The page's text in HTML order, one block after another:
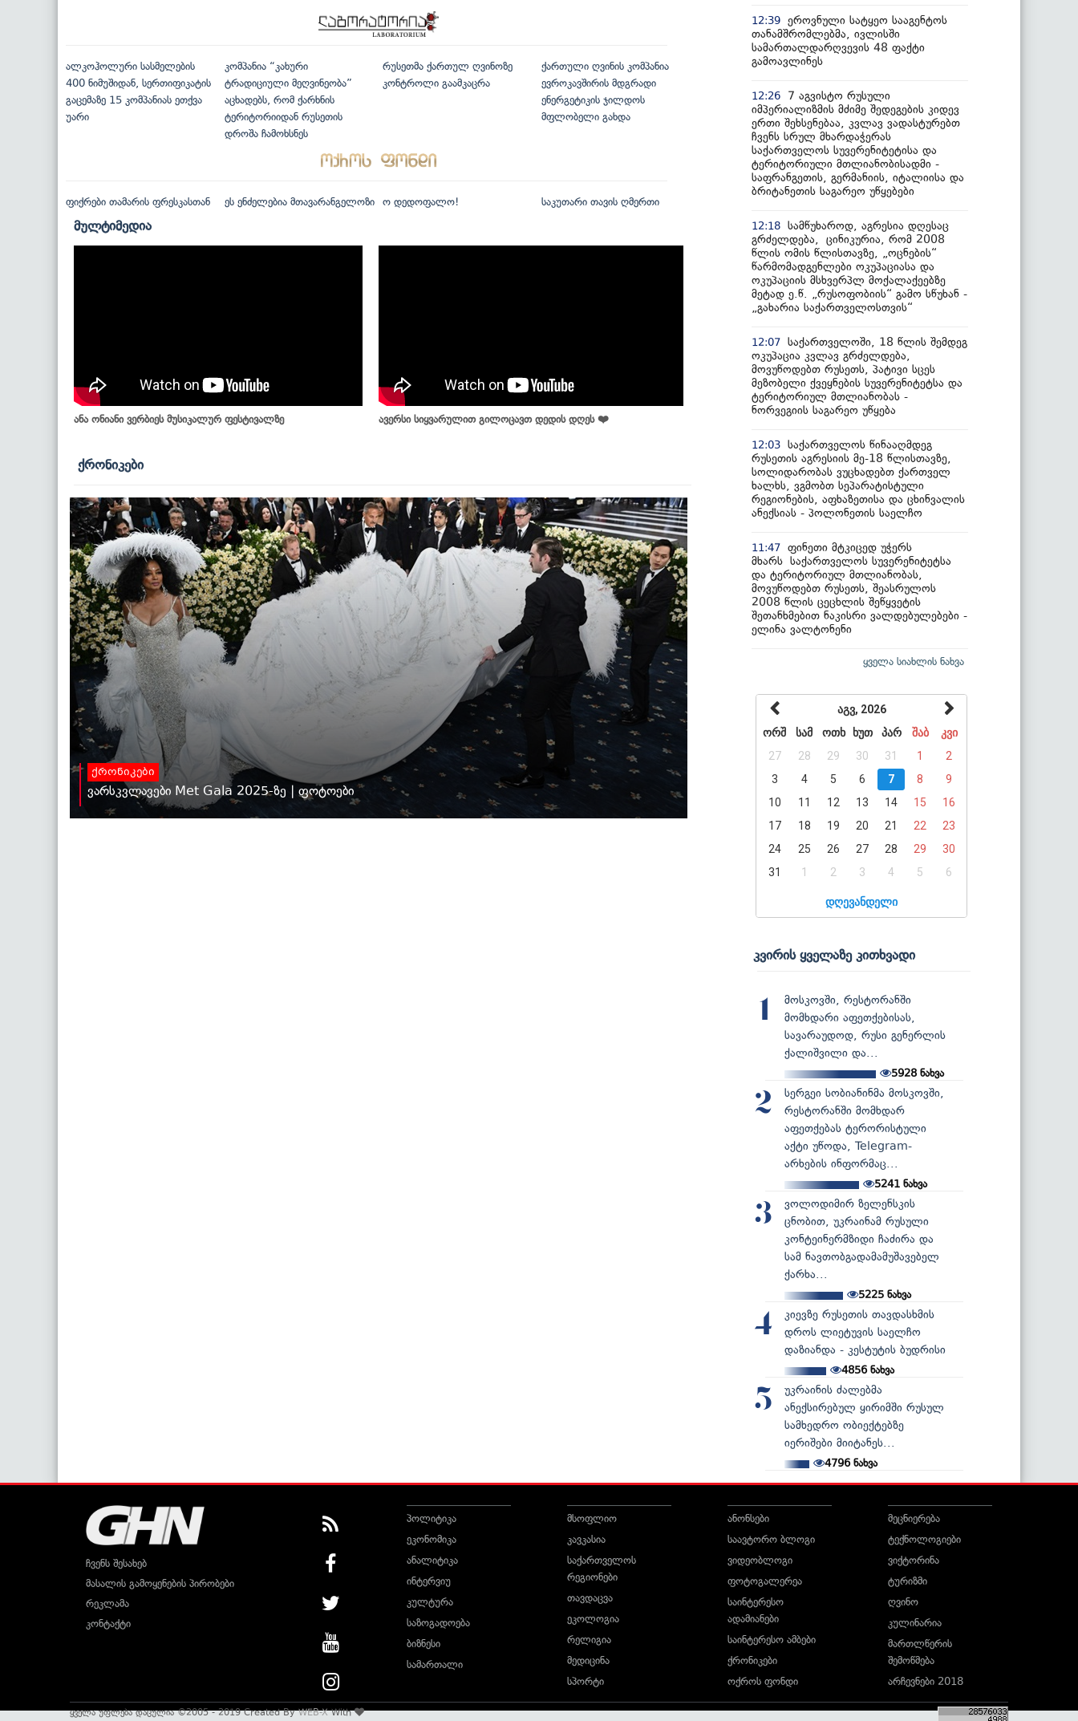
ალკოჰოლური სასმელების
400 ნიმუშიდან, სერთიფიკატის
გაცემაზე 15 კომპანიას ეთქვა
უარი
კომპანია “კახური
ტრადიციული მეღვინეობა”
აცხადებს, რომ ქარხნის
ტერიტორიიდან რუსეთის
დროშა ჩამოხსნეს
რუსეთმა ქართულ ღვინოზე
კონტროლი გაამკაცრა
ქართული ღვინის კომპანია
ევროკავშირის მდგრადი
ენერგეტიკის ჯილდოს
მფლობელი გახდა
ფიქრები თამარის ფრესკასთან ეს ენძელებია მთავარანგელოზი ო დედოფალო! საკუთარი თავის ღმერთი
მულტიმედია
ანა ონიანი ვერბიეს მუსიკალურ ფესტივალზე ავერსი სიყვარულით გილოცავთ დედის დღეს ❤️
ქრონიკები
ქრონიკები
ვარსკვლავები Met Gala 2025-ზე | ფოტოები
12:39 ეროვნული სატყეო სააგენტოს
თანამშრომლებმა, ივლისში
სამართალდარღვევის 48 ფაქტი
გამოავლინეს
12:26
7 აგვისტო რუსული
იმპერიალიზმის მძიმე შედეგების კიდევ
ერთი შეხსენებაა, კვლავ ვადასტურებთ
ჩვენს სრულ მხარდაჭერას
საქართველოს სუვერენიტეტისა და
ტერიტორიული მთლიანობისადმი -
საფრანგეთის, გერმანიის, იტალიისა და
ბრიტანეთის საგარეო უწყებები
12:18 სამწუხაროდ, აგრესია დღესაც
გრძელდება, ცინიკურია, რომ 2008
წლის ომის წლისთავზე, „ოცნების“
წარმომადგენლები ოკუპაციასა და
ოკუპაციის მსხვერპლ მოქალაქეებზე
მეტად ე.წ. „რუსოფობიის“ გამო სწუხან -
„გახარია საქართველოსთვის“
12:07 საქართველოში, 18 წლის შემდეგ
ოკუპაცია კვლავ გრძელდება,
მოვუწოდებთ რუსეთს, პატივი სცეს
მეზობელი ქვეყნების სუვერენიტეტსა და
ტერიტორიულ მთლიანობას -
ნორვეგიის საგარეო უწყება
12:03 საქართველოს წინააღმდეგ
რუსეთის აგრესიის მე-18 წლისთავზე,
სოლიდარობას ვუცხადებთ ქართველ
ხალხს, ვგმობთ სეპარატისტული
რეგიონების, აფხაზეთისა და ცხინვალის
ანექსიას - პოლონეთის საელჩო
11:47 ფინეთი მტკიცედ უჭერს
მხარს საქართველოს სუვერენიტეტსა
და ტერიტორიულ მთლიანობას,
მოვუწოდებთ რუსეთს, შეასრულოს
2008 წლის ცეცხლის შეწყვეტის
შეთანხმებით ნაკისრი ვალდებულებები -
ელინა ვალტონენი
ყველა სიახლის ნახვა
აგვ, 2026
ორშ
სამ ოთხ ხუთ პარ შაბ
კვი
27
28 29 30 31 1
2
3
4 5 6 7 8
9
10
11 12 13 14 15
16
17
18 19 20 21 22
23
24
25 26 27 28 29
30
31
1 2 3 4 5 6
დღევანდელი
კვირის ყველაზე კითხვადი
1
მოსკოვში, რესტორანში
მომხდარი აფეთქებისას,
სავარაუდოდ, რუსი გენერლის
ქალიშვილი და...
5928 ნახვა
2
სერგეი სობიანინმა მოსკოვში,
რესტორანში მომხდარ
აფეთქებას ტერორისტული
აქტი უწოდა, Telegram-
არხების ინფორმაც...
5241 ნახვა
3
ვოლოდიმირ ზელენსკის
ცნობით, უკრაინამ რუსული
კონტეინერმზიდი ჩაძირა და
სამ ნავთობგადამამუშავებელ
ქარხა...
5225ნახვა
4
კიევზე რუსეთის თავდასხმის
დროს ლიეტუვის საელჩო
დაზიანდა - კესტუტის ბუდრისი
4856ნახვა
5
უკრაინის ძალებმა
ანექსირებულ ყირიმში რუსულ
სამხედრო ობიექტებზე
იერიშები მიიტანეს...
4796ნახვა
ჩვენს შესახებ
მასალის გამოყენების პირობები
რეკლამა
კონტაქტი
პოლიტიკა
ეკონომიკა
ანალიტიკა
ინტერვიუ
კულტურა
საზოგადოება
ბიზნესი
სამართალი
მსოფლიო
კავკასია
საქართველოს
რეგიონები
თავდაცვა
ეკოლოგია
რელიგია
მედიცინა
სპორტი
ანონსები
საავტორო ბლოგი
ვიდეობლოგი
ფოტოგალერეა
საინტერესო
ადამიანები
საინტერესო ამბები
ქრონიკები
ოქროს ფონდი
მეცნიერება
ტექნოლოგიები
ვიქტორინა
ტურიზმი
ღვინო
კულინარია
მართლწერის
შემოწმება
არჩევნები 2018
ყველა უფლება დაცულია ©2005 - 2019 Created ByWEB-XWith